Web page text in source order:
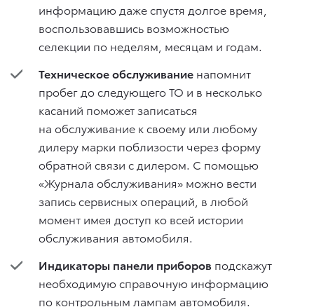
информацию даже спустя долгое время,
воспользовавшись возможностью
селекции по неделям, месяцам и годам.
Техническое обслуживание напомнит
пробег до следующего ТО и в несколько
касаний поможет записаться
на обслуживание к своему или любому
дилеру марки поблизости через форму
обратной связи с дилером. С помощью
«Журнала обслуживания» можно вести
запись сервисных операций, в любой
момент имея доступ ко всей истории
обслуживания автомобиля.
Индикаторы панели приборов подскажут
необходимую справочную информацию
по контрольным лампам автомобиля.